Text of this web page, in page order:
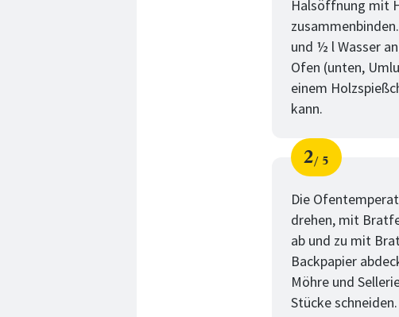
Halsöffnung mit
und ½ l Wasser
Ofen (unten,
einem
kann.
Schritt
2
von
5
Die
drehen, mit
ab und zu mit
Backpapier
Möhre und
Stücke